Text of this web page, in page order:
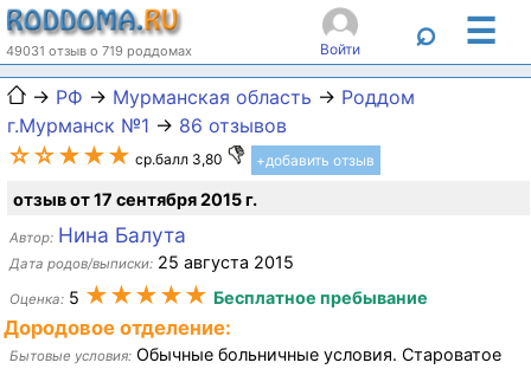
49031 отзыв о 719 роддомах Войти ⌕ ☰
→ РФ → Мурманская область → Роддом
г.Мурманск №1 → 86 отзывов
☆☆★★★ ср.балл 3,80 +добавить отзыв
отзыв от 17 сентября 2015 г.
Автор: Нина Балута
Дата родов/выписки: 25 августа 2015
Оценка: 5 ★★★★★ Бесплатное пребывание
Дородовое отделение:
Бытовые условия: Обычные больничные условия. Староватое